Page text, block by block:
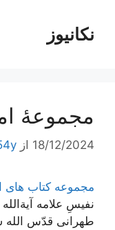
محتوانکانیوز
مجموعۀ
18/12/2024 از
مجموعه کتاب های
نفیسِ علامه
طهرانی قدّس الله